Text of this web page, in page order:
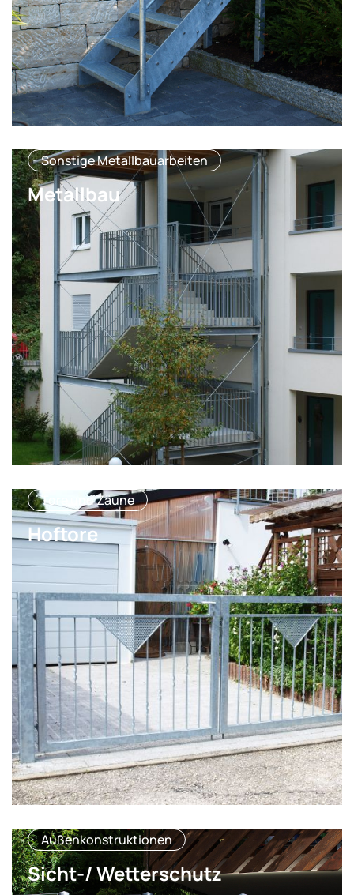
Sonstige Metallbauarbeiten
Metallbau
Tore und Zäune
Hoftore
Außenkonstruktionen
Sicht-/ Wetterschutz